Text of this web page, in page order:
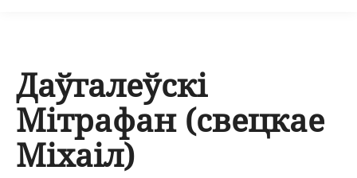
Даўгалеўскі
Мітрафан (свецкае
Міхаіл)